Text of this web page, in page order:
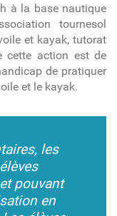
à la base nautique
tournesol
et kayak, tutorat
cette action est de
de pratiquer
et le kayak.
les
pouvant
en